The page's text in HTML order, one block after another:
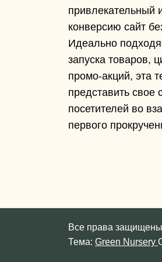
привлекательный
конверсию сайт
Идеально
запуска товаров,
промо-акций, эта
представить
посетителей во
первого
Все права
Тема: Green Nursery